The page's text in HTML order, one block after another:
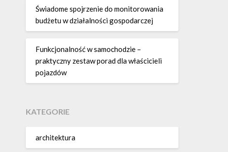
Świadome spojrzenie do monitorowania
budżetu w działalności gospodarczej
Funkcjonalność w samochodzie –
praktyczny zestaw porad dla właścicieli
pojazdów
KATEGORIE
architektura